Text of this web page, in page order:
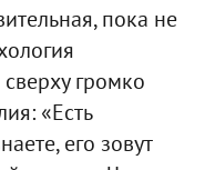
пока не
громко
«Есть
его зовут